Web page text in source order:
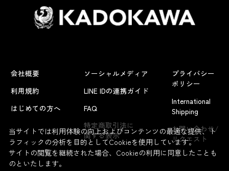
会社概要
利用規約
はじめての方へ
ソーシャルメディア
LINE IDの連携ガイド
FAQ
特定商取引法に
関する表示
プライバシー
ポリシー
International
Shipping
お問い合わせ/
リクエスト
当サイトでは利用体験の向上およびコンテンツの最適な提供、ト
ラフィックの分析を目的としてCookieを使用しています。
サイトの閲覧を継続された場合、Cookieの利用に同意したことも
のといたします。